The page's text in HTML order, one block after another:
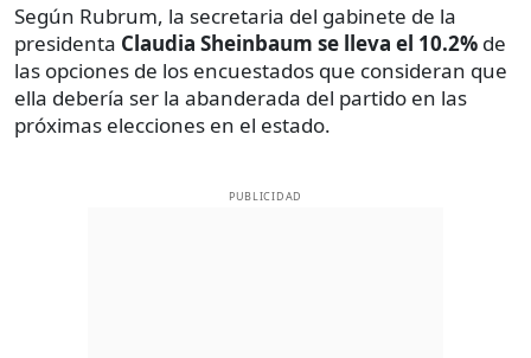
Según Rubrum, la secretaria del gabinete de la
presidenta Claudia Sheinbaum se lleva el 10.2% de
las opciones de los encuestados que consideran que
ella debería ser la abanderada del partido en las
próximas elecciones en el estado.
PUBLICIDAD